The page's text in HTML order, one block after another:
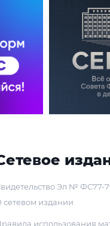
Эл № ФС77-
сетевом издании
использования